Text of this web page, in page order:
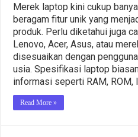
Merek laptop kini cukup
beragam fitur unik yang
produk. Perlu diketahui juga
Lenovo, Acer, Asus, atau
disesuaikan dengan
usia. Spesifikasi laptop
informasi seperti RAM, ROM,
Read More »